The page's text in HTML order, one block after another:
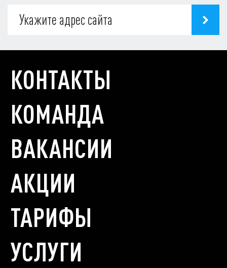
КОНТАКТЫ
КОМАНДА
ВАКАНСИИ
АКЦИИ
ТАРИФЫ
УСЛУГИ